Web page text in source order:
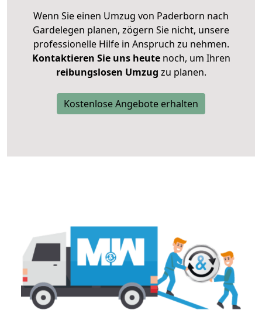
Wenn Sie einen Umzug von Paderborn nach
Gardelegen planen, zögern Sie nicht, unsere
professionelle Hilfe in Anspruch zu nehmen.
Kontaktieren Sie uns heutenoch, um Ihren
reibungslosen Umzug zu planen.
Kostenlose Angebote erhalten